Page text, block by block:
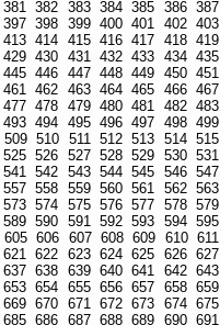
381 382 383 384 385 386 387
397 398 399 400 401 402 403
413 414 415 416 417 418 419
429 430 431 432 433 434 435
445 446 447 448 449 450 451
461 462 463 464 465 466 467
477 478 479 480 481 482 483
493 494 495 496 497 498 499
509 510 511 512 513 514 515
525 526 527 528 529 530 531
541 542 543 544 545 546 547
557 558 559 560 561 562 563
573 574 575 576 577 578 579
589 590 591 592 593 594 595
605 606 607 608 609 610 611
621 622 623 624 625 626 627
637 638 639 640 641 642 643
653 654 655 656 657 658 659
669 670 671 672 673 674 675
685 686 687 688 689 690 691